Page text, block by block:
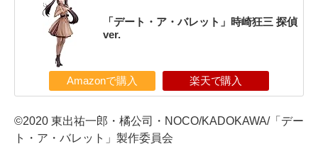
「デート・ア・バレット」時崎狂三 探偵
ver.
Amazonで購入 楽天で購入
©2020 東出祐一郎・橘公司・NOCO/KADOKAWA/「デー
ト・ア・バレット」製作委員会